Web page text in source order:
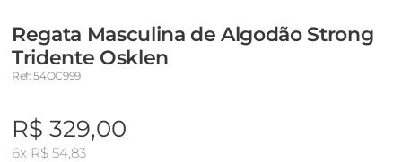
Regata Masculina de Algodão Strong
Tridente Osklen
Ref: 54OC999
R$ 329,00
6x R$ 54,83